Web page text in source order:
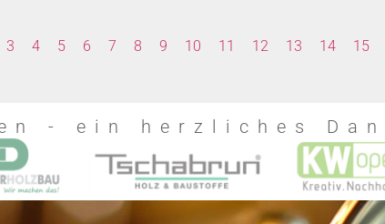
3 4 5 6 7 8 9 10 11 12 13 14 15
- ein herzliches